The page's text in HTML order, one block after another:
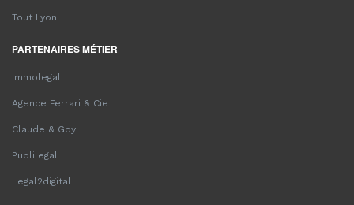
Tout Lyon
PARTENAIRES MÉTIER
Immolegal
Agence Ferrari & Cie
Claude & Goy
Publilegal
Legal2digital